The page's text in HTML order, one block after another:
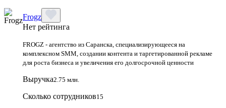
Frogz
Нет рейтинга
FROGZ - агентство из Саранска, специализирующееся на
комплексном SMM, создании контента и таргетированной рекламе
для роста бизнеса и увеличения его долгосрочной ценности
Выручка2.75 млн.
Сколько сотрудников15